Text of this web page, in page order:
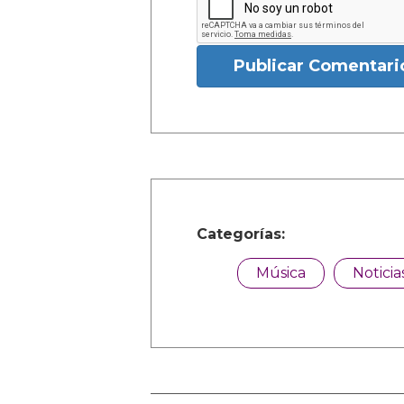
Publicar
Categorías:
Música